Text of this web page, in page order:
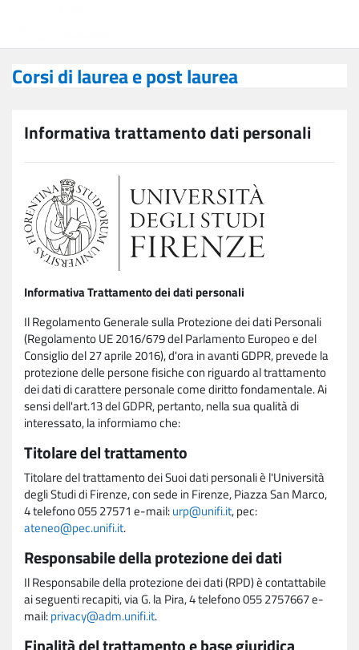
Corsi di laurea e post laurea
Informativa trattamento dati personali
Informativa Trattamento dei dati personali
Il Regolamento Generale sulla Protezione dei dati Personali
(Regolamento UE 2016/679 del Parlamento Europeo e del
Consiglio del 27 aprile 2016), d'ora in avanti GDPR, prevede la
protezione delle persone fisiche con riguardo al trattamento
dei dati di carattere personale come diritto fondamentale. Ai
sensi dell'art.13 del GDPR, pertanto, nella sua qualità di
interessato, la informiamo che:
Titolare del trattamento
Titolare del trattamento dei Suoi dati personali è l'Università
degli Studi di Firenze, con sede in Firenze, Piazza San Marco,
4 telefono 055 27571 e-mail:urp@unifi.it, pec:
ateneo@pec.unifi.it.
Responsabile della protezione dei dati
Il Responsabile della protezione dei dati (RPD) è contattabile
ai seguenti recapiti, via G. la Pira, 4 telefono 055 2757667 e-
mail:privacy@adm.unifi.it.